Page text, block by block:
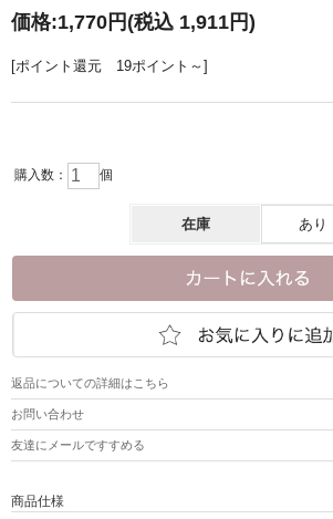
価格:1,770円 (税込 1,911円)
[ポイント還元 19ポイント～]
購入数： 個
在庫 あり
返品についての詳細はこちら
お問い合わせ
友達にメールですすめる
商品仕様